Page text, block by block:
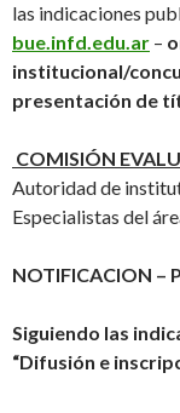
las indicaciones
bue.infd.edu.ar –
institucional/
presentación de
COMISIÓN
Autoridad de
Especialistas del
NOTIFICACION –
Siguiendo las
“Difusión e